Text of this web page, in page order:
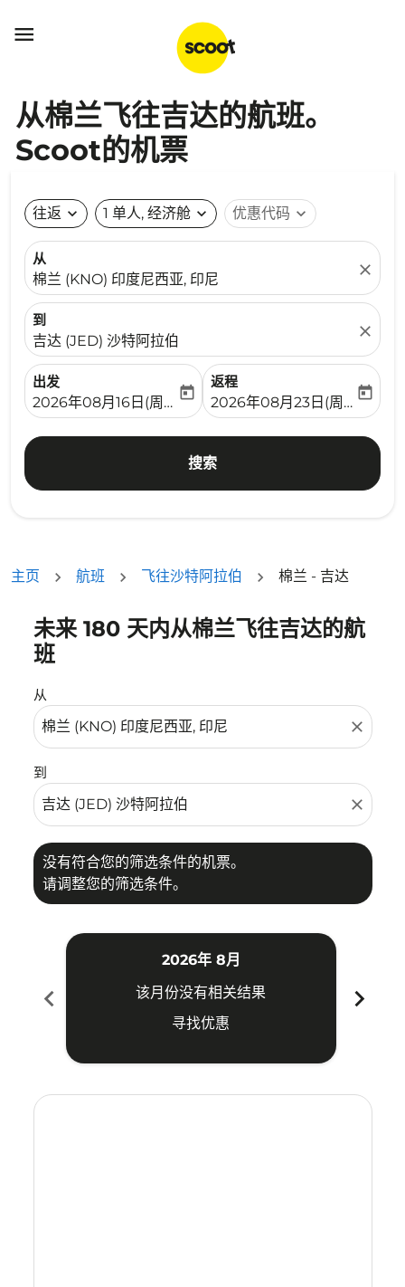

从棉兰飞往吉达的航班。
Scoot的机票
往返 expand_more 1 单人, 经济舱 expand_more 优惠代码 expand_more
从
棉兰 (KNO) 印度尼西亚, 印尼
close
到
吉达 (JED) 沙特阿拉伯
close
出发
fc-booking-departure-date-aria-label
2026年08月16日(周日)
today
返程
fc-booking-return-date-
2026年08月23日(周日)
today
搜索
主页 航班 飞往沙特阿拉伯 棉兰 - 吉达
未来 180 天内从棉兰飞往吉达的航
班
从
close
到
close
没有符合您的筛选条件的机票。
请调整您的筛选条件。
没有符合您的筛选条件的机票。请调整您的筛选条件。
chevron_left
2026年 8月
该月份没有相关结果
寻找优惠
chevron_right